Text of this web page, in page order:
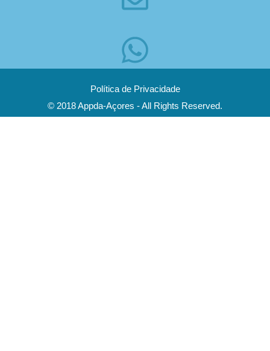
© 2018 Appda-Açores - All Rights Reserved.
Política de Privacidade